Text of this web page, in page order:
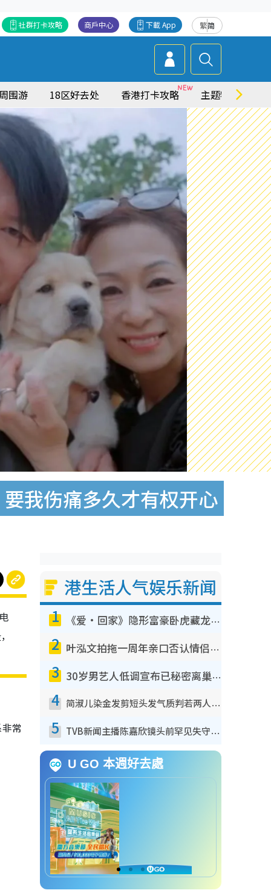
繁简
下載 App
商戶中心
社群打卡攻略
围游 18区好去处 香港打卡攻略 主题特集
我伤痛多久才有权开心
常
港生活人气娱乐新闻
1 《爱·回家》隐形富豪卧虎藏龙！盘点12位财气逼人的有钱艺人：这位美女3亿身家不愁做
2 叶泓文拍拖一周年亲口否认情侣关系？！被质疑感情造假竟称GM“普通同事”
3 30岁男艺人低调宣布已秘密离巢！人气急跌变失踪人口：“这几年过得并不容易”
4 简淑儿染金发剪短头发气质判若两人！吓坏老公麦大力都认不出：“你做什么？”
5 TVB新闻主播陈嘉欣镜头前罕见失守！遭林超英一句话突袭吓坏当场大笑
U GO 本週好去處